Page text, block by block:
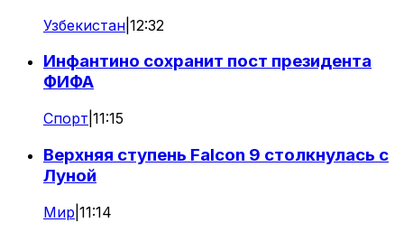
Узбекистан 12:32
Инфантино сохранит пост президента
ФИФА
Спорт 11:15
Верхняя ступень Falcon 9 столкнулась с
Луной
Мир 11:14